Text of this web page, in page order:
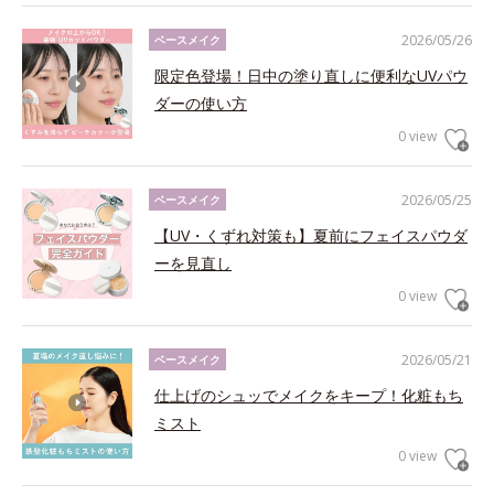
2026/05/26
ベースメイク
限定色登場！日中の塗り直しに便利なUVパウ
ダーの使い方
0 view
2026/05/25
ベースメイク
【UV・くずれ対策も】夏前にフェイスパウダ
ーを見直し
0 view
2026/05/21
ベースメイク
仕上げのシュッでメイクをキープ！化粧もち
ミスト
0 view